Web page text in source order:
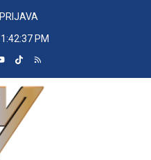
PRIJAVA
1:42:38 PM